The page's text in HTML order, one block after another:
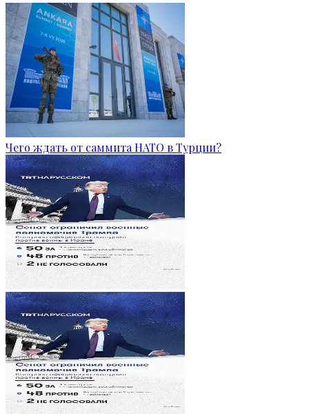
Чего ждать от саммита НАТО в Турции?